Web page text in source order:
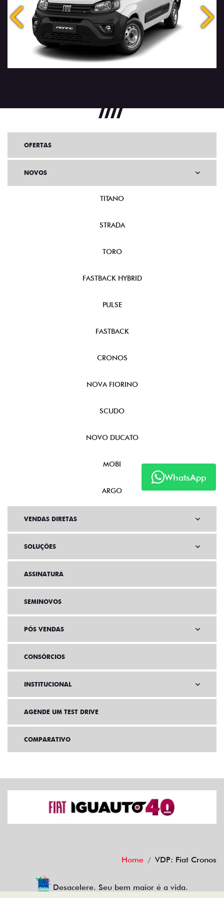
Anterior
WhatsApp
OFERTAS
NOVOS
TITANO
STRADA
TORO
FASTBACK HYBRID
PULSE
FASTBACK
CRONOS
NOVA FIORINO
SCUDO
NOVO DUCATO
MOBI
ARGO
VENDAS DIRETAS
SOLUÇÕES
ASSINATURA
SEMINOVOS
PÓS VENDAS
CONSÓRCIOS
INSTITUCIONAL
AGENDE UM TEST DRIVE
COMPARATIVO
Home VDP: Fiat Cronos
Desacelere. Seu bem maior é a vida.